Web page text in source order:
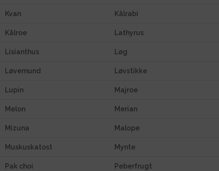
Kvan Kålrabi
Kålroe Lathyrus
Lisianthus Løg
Løvemund Løvstikke
Lupin Majroe
Melon Merian
Mizuna Malope
Muskuskatost Mynte
Pak choi Peberfrugt